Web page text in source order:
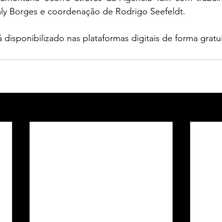
Borges e coordenação de Rodrigo Seefeldt.
disponibilizado nas plataformas digitais de forma